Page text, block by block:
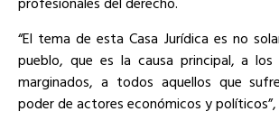
“El tema de esta Casa Jurídica es no
pueblo, que es la causa principal, a los
marginados, a todos aquellos que
poder de actores económicos y